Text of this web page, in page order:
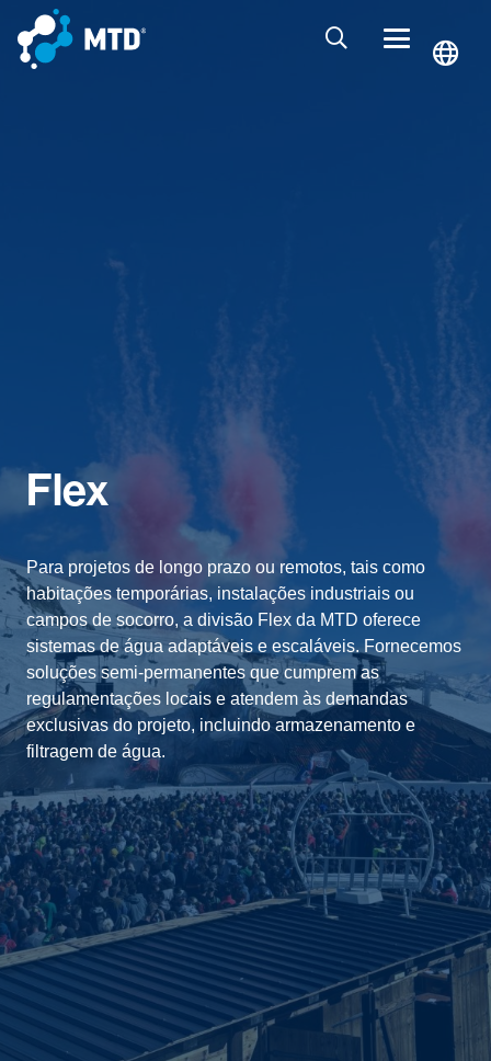
Flex
Para projetos de longo prazo ou remotos, tais como
habitações temporárias, instalações industriais ou
campos de socorro, a divisão Flex da MTD oferece
sistemas de água adaptáveis e escaláveis. Fornecemos
soluções semi-permanentes que cumprem as
regulamentações locais e atendem às demandas
exclusivas do projeto, incluindo armazenamento e
filtragem de água.